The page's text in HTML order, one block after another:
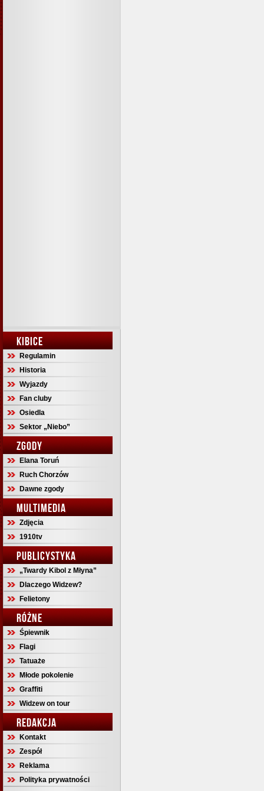
KIBICE
Regulamin
Historia
Wyjazdy
Fan cluby
Osiedla
Sektor „Niebo”
ZGODY
Elana Toruń
Ruch Chorzów
Dawne zgody
MULTIMEDIA
Zdjęcia
1910tv
PUBLICYSTYKA
„Twardy Kibol z Młyna”
Dlaczego Widzew?
Felietony
RÓŻNE
Śpiewnik
Flagi
Tatuaże
Młode pokolenie
Graffiti
Widzew on tour
REDAKCJA
Kontakt
Zespół
Reklama
Polityka prywatności